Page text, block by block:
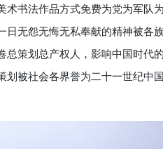
术书法作品方式免费为党为军队
日无怨无悔无私奉献的精神被各
总策划总产权人，影响中国时代
划被社会各界誉为二十一世纪